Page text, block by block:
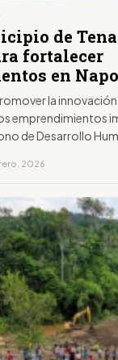
de
fortalecer
en Napo
la
emprendimientos
de Desarrollo
2026